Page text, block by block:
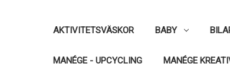
AKTIVITETSVÄSKOR BABY
MANÉGE - UPCYCLING MANÉGE